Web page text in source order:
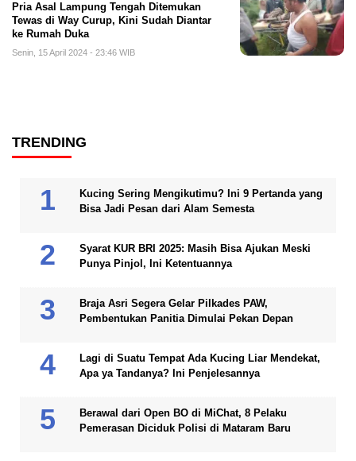
Pria Asal Lampung Tengah Ditemukan
Tewas di Way Curup, Kini Sudah Diantar
ke Rumah Duka
Senin, 15 April 2024 - 23:46 WIB
TRENDING
Kucing Sering Mengikutimu? Ini 9 Pertanda yang
Bisa Jadi Pesan dari Alam Semesta
Syarat KUR BRI 2025: Masih Bisa Ajukan Meski
Punya Pinjol, Ini Ketentuannya
Braja Asri Segera Gelar Pilkades PAW,
Pembentukan Panitia Dimulai Pekan Depan
Lagi di Suatu Tempat Ada Kucing Liar Mendekat,
Apa ya Tandanya? Ini Penjelesannya
Berawal dari Open BO di MiChat, 8 Pelaku
Pemerasan Diciduk Polisi di Mataram Baru